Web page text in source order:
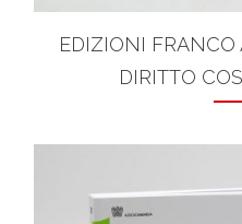
EDIZIONI
DIRITTO